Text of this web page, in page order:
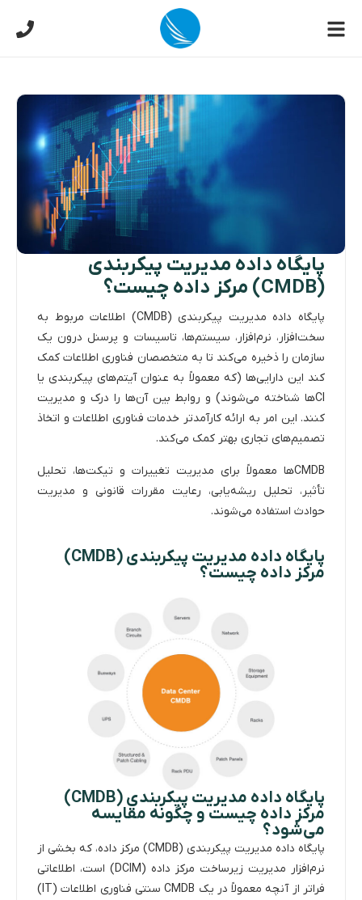
پایگاه داده مدیریت پیکربندی
پایگاه داده مدیریت پیکربندی (CMDB) اطلاعات مربوط به
سخت‌افزار، نرم‌افزار، سیستم‌ها، تاسیسات و پرسنل درون یک
سازمان را ذخیره می‌کند تا به متخصصان فناوری اطلاعات کمک
کند این دارایی‌ها (که معمولاً به عنوان آیتم‌های پیکربندی یا
CIها شناخته می‌شوند) و روابط بین آن‌ها را درک و مدیریت
کنند. این امر به ارائه کارآمدتر خدمات فناوری اطلاعات و اتخاذ
تصمیم‌های تجاری بهتر کمک می‌کند.
CMDBها معمولاً برای مدیریت تغییرات و تیکت‌ها، تحلیل
تأثیر، تحلیل ریشه‌یابی، رعایت مقررات قانونی و مدیریت
حوادث استفاده می‌شوند.
پایگاه داده مدیریت پیکربندی (CMDB)
مرکز داده چیست؟
پایگاه داده مدیریت پیکربندی (CMDB)
مرکز داده چیست و چگونه مقایسه
می‌شود؟
پایگاه داده مدیریت پیکربندی (CMDB) مرکز داده، که بخشی از
نرم‌افزار مدیریت زیرساخت مرکز داده (DCIM) است، اطلاعاتی
فراتر از آنچه معمولاً در یک CMDB سنتی فناوری اطلاعات (IT)